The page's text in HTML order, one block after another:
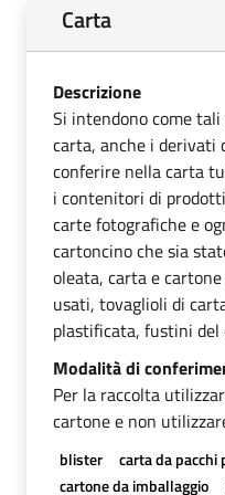
Carta
Descrizione
Si intendono come
carta, anche i derivati
conferire nella carta
i contenitori di
carte fotografiche e
cartoncino che sia
oleata, carta e
usati, tovaglioli di
plastificata, fustini del
Modalità di
Per la raccolta
cartone e non
blister carta da pacchi
cartone da imballaggio